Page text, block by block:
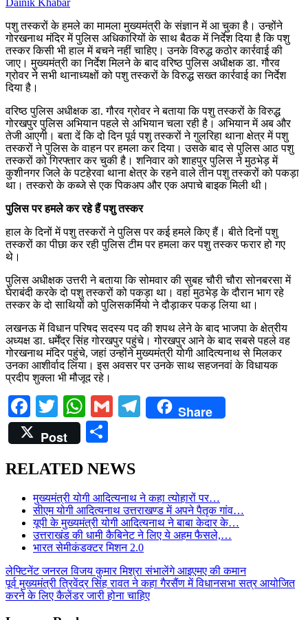
पशु तस्करों के हमले का मामला मुख्यमंत्री के संज्ञान में आ चुका है। उन्होंने
गोरखनाथ मंदिर में पुलिस अधिकारियों के साथ बैठक में निर्देश दिया है कि पशु
तस्कर किसी भी हाल में बचने नहीं चाहिए। उनके विरुद्ध कठोर कार्रवाई की
जाए। मुख्यमंत्री का निर्देश मिलने के बाद वरिष्ठ पुलिस अधीक्षक डा. गौरव
ग्रोवर ने सभी थानाध्यक्षों को पशु तस्करों के विरुद्ध सख्त कार्रवाई का निर्देश
दिया है।
वरिष्ठ पुलिस अधीक्षक डा. गौरव ग्रोवर ने बताया कि पशु तस्करों के विरुद्ध
गोरखपुर पुलिस अभियान पहले से अभियान चला रही है। अभियान में अब और
तेजी आएगी। बता दें कि दो दिन पूर्व पशु तस्करों ने गुलरिहा थाना क्षेत्र में पशु
तस्करों ने पुलिस के वाहन पर हमला कर दिया। उसके बाद से पुलिस आठ पशु
तस्करों को गिरफ्तार कर चुकी है। शनिवार को शाहपुर पुलिस ने मुठभेड़ में
कुशीनगर जिले के पटहेरवा थाना क्षेत्र के रहने वाले तीन पशु तस्करों को पकड़ा
था। तस्करो के कब्जे से एक पिकअप और एक अपाचे बाइक मिली थी।
पुलिस पर हमले कर रहे हैं पशु तस्कर
हाल के दिनों में पशु तस्करों ने पुलिस पर कई हमले किए हैं। बीते दिनों पशु
तस्करों का पीछा कर रही पुलिस टीम पर हमला कर पशु तस्कर फरार हो गए
थे।
पुलिस अधीक्षक उत्तरी ने बताया कि सोमवार की सुबह चौरी चौरा सोनबरसा में
घेराबंदी करके दो पशु तस्करों को पकड़ा था। वहां मुठभेड़ के दौरान भाग रहे
तस्कर के दो साथियों को पुलिसकर्मियो ने दौड़ाकर पकड़ लिया था।
लखनऊ में विधान परिषद सदस्य पद की शपथ लेने के बाद भाजपा के क्षेत्रीय
अध्यक्ष डा. धर्मेंद्र सिंह गोरखपुर पहुंचे। गोरखपुर आने के बाद सबसे पहले वह
गोरखनाथ मंदिर पहुंचे, जहां उन्होंने मुख्यमंत्री योगी आदित्यनाथ से मिलकर
उनका आशीर्वाद लिया। इस अवसर पर उनके साथ सहजनवां के विधायक
प्रदीप शुक्ला भी मौजूद रहे।
Facebook
TwitterWhatsApp
GmailTelegram
Share
Post
RELATED NEWS
मुख्यमंत्री योगी आदित्यनाथ ने कहा त्योहारों पर…
सीएम योगी आदित्यनाथ उत्तराखण्ड में अपने पैतृक गांव…
यूपी के मुख्यमंत्री योगी आदित्यनाथ ने बाबा केदार के…
उत्तराखंड की धामी कैबिनेट ने लिए ये अहम फैसले,…
भारत सेमीकंडक्टर मिशन 2.0
Post
navigation
लेफ्टिनेंट जनरल विजय कुमार मिश्रा संभालेंगे आइएमए की कमान
पूर्व मुख्यमंत्री त्रिवेंद्र सिंह रावत ने कहा गैरसैंण में विधानसभा सत्र आयोजित
करने के लिए कैलेंडर जारी होना चाहिए